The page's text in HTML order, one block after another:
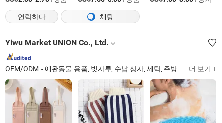
연락하다
채팅
Yiwu Market UNION Co., Ltd.
OEM/ODM 애완동물 용품, 빗자루, 수납 상자, 세탁, 주방용품, 개인 관리 더 보기 +